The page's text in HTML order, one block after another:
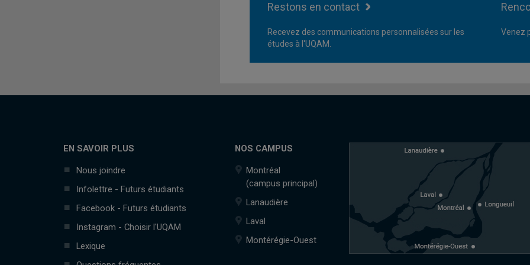
Restons en contact
Recevez des communications personnalisées sur les
études à l'UQAM.
Venez
EN SAVOIR PLUS
Nous joindre
Infolettre - Futurs étudiants
Facebook - Futurs étudiants
Instagram - Choisir l'UQAM
Lexique
NOS CAMPUS
Montréal
(campus principal)
Lanaudière
Laval
Montérégie-Ouest